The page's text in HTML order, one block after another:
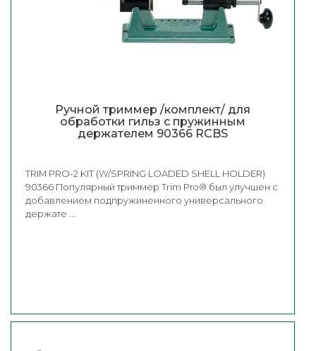
Ручной триммер /комплект/ для
обработки гильз с пружинным
держателем 90366 RCBS
TRIM PRO-2 KIT (W/SPRING LOADED SHELL HOLDER)
90366 Популярный триммер Trim Pro® был улучшен с
добавлением подпружиненного универсального
держате ...